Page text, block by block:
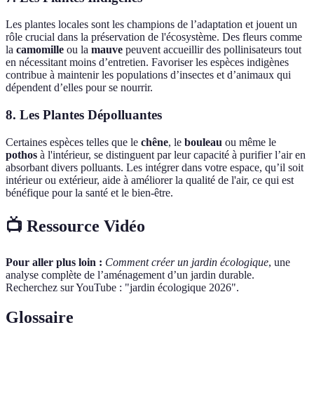
Les plantes locales sont les champions de l’adaptation et jouent un
rôle crucial dans la préservation de l'écosystème. Des fleurs comme
la camomille ou la mauve peuvent accueillir des pollinisateurs tout
en nécessitant moins d’entretien. Favoriser les espèces indigènes
contribue à maintenir les populations d’insectes et d’animaux qui
dépendent d’elles pour se nourrir.
8. Les Plantes Dépolluantes
Certaines espèces telles que le chêne, le bouleau ou même le
pothos à l'intérieur, se distinguent par leur capacité à purifier l’air en
absorbant divers polluants. Les intégrer dans votre espace, qu’il soit
intérieur ou extérieur, aide à améliorer la qualité de l'air, ce qui est
bénéfique pour la santé et le bien-être.
📺 Ressource Vidéo
Pour aller plus loin : Comment créer un jardin écologique, une
analyse complète de l’aménagement d’un jardin durable.
Recherchez sur YouTube : "jardin écologique 2026".
Glossaire